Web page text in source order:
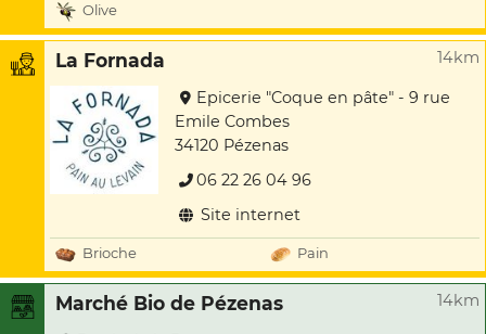
Olive
La Fornada 14km
Epicerie "Coque en pâte" - 9 rue
Emile Combes
34120 Pézenas
06 22 26 04 96
Site internet
Brioche Pain
Marché Bio de Pézenas 14km